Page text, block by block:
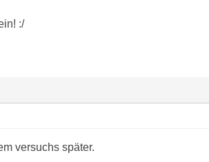
:/
versuchs später.